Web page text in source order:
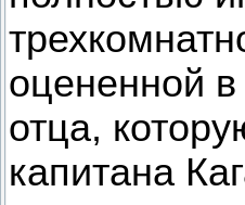
оцененной
отца,
капитана